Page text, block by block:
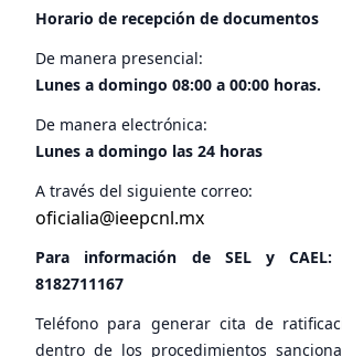
Horario de recepción de documentos
De manera presencial:
Lunes a domingo 08:00 a 00:00 horas.
De manera electrónica:
Lunes a domingo las 24 horas
A través del siguiente correo:
oficialia@ieepcnl.mx
Para información de SEL y CAEL:
8182711167
Teléfono para generar cita de
dentro de los procedimientos